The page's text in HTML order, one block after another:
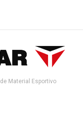
Material Esportivo